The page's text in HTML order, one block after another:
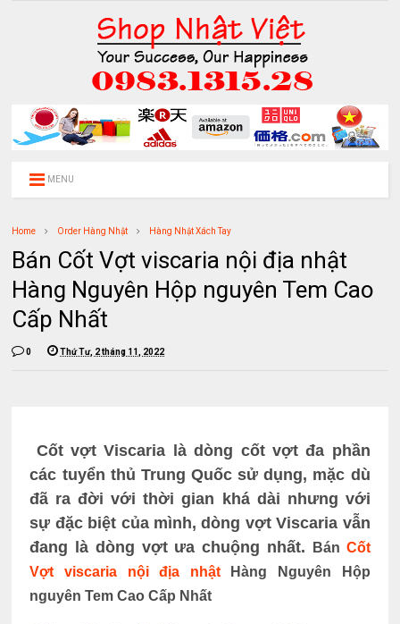
MENU
Home Order Hàng Nhật Hàng Nhật Xách Tay
Bán Cốt Vợt viscaria nội địa nhật
Hàng Nguyên Hộp nguyên Tem Cao
Cấp Nhất
0 Thứ Tư, 2 tháng 11, 2022
Cốt vợt Viscaria là dòng cốt vợt đa phần
các tuyển thủ Trung Quốc sử dụng, mặc dù
đã ra đời với thời gian khá dài nhưng với
sự đặc biệt của mình, dòng vợt Viscaria vẫn
đang là dòng vợt ưa chuộng nhất.
Bán Cốt
Vợt viscaria nội địa nhậtHàng Nguyên Hộp
nguyên Tem Cao Cấp Nhất